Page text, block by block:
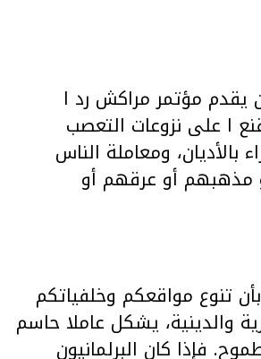
يقدم مؤتمر مراكش رد ا
ا على نزوعات التعصب
بالأديان، ومعاملة الناس
مذهبهم أو عرقهم أو
تنوع مواقعكم وخلفياتكم
والدينية، يشكل عاملا حاسم
فإذا كان البرلمانيون